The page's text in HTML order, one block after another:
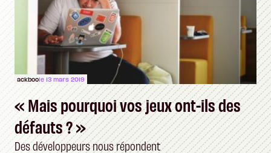
ackboole 13 mars 2019
« Mais pourquoi vos jeux ont-ils des
défauts ? »
Des développeurs nous répondent